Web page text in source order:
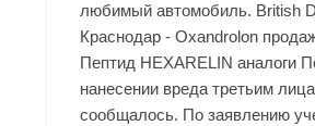
любимый автомобиль. British
Краснодар - Oxandrolon
Пептид HEXARELIN аналоги
нанесении вреда третьим
сообщалось. По заявлению